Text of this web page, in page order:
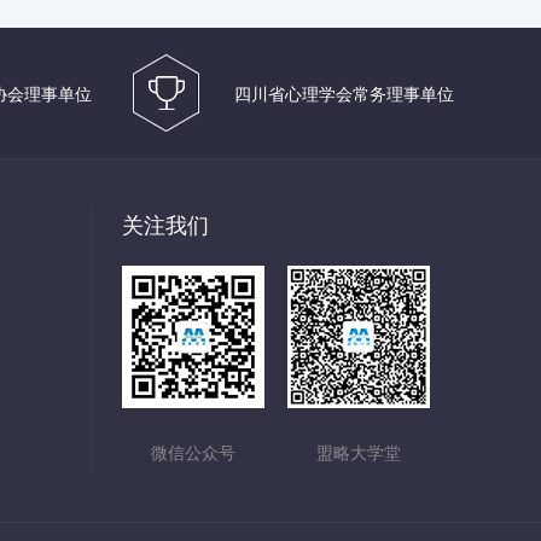
会理事单位 四川省心理学会常务理事单位
关注我们
微信公众号 盟略大学堂